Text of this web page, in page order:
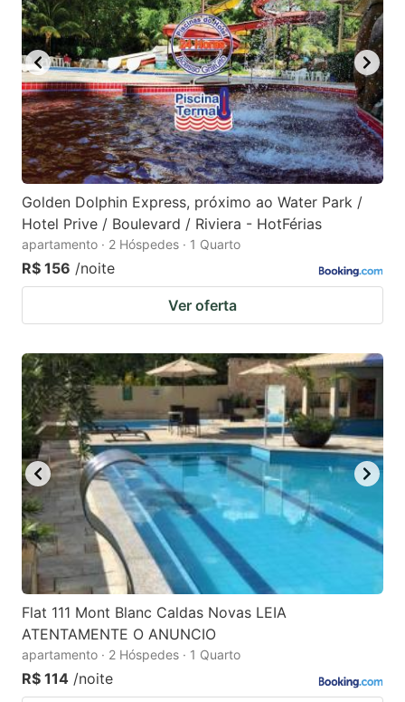
Golden Dolphin Express, próximo ao Water Park /
Hotel Prive / Boulevard / Riviera - HotFérias
apartamento · 2 Hóspedes · 1 Quarto
R$ 156 /noite
Ver oferta
Flat 111 Mont Blanc Caldas Novas LEIA
ATENTAMENTE O ANUNCIO
apartamento · 2 Hóspedes · 1 Quarto
R$ 114 /noite